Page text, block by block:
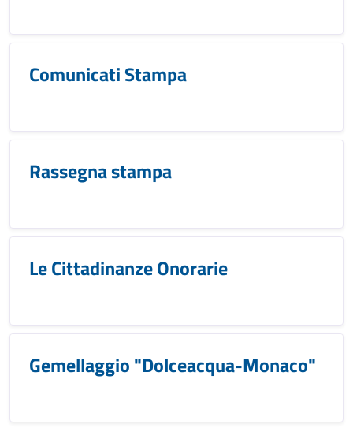
Comunicati Stampa
Rassegna stampa
Le Cittadinanze Onorarie
Gemellaggio "Dolceacqua-Monaco"